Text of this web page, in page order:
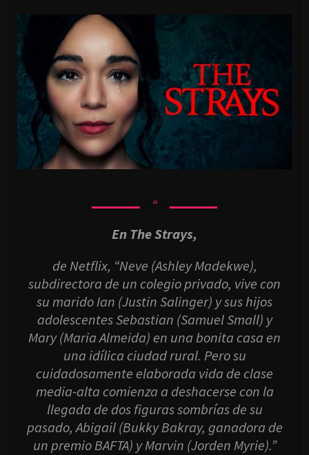
En The Strays,
de Netflix, “Neve (Ashley Madekwe),
subdirectora de un colegio privado, vive con
su marido Ian (Justin Salinger) y sus hijos
adolescentes Sebastian (Samuel Small) y
Mary (Maria Almeida) en una bonita casa en
una idílica ciudad rural. Pero su
cuidadosamente elaborada vida de clase
media-alta comienza a deshacerse con la
llegada de dos figuras sombrías de su
pasado, Abigail (Bukky Bakray, ganadora de
un premio BAFTA) y Marvin (Jorden Myrie).”